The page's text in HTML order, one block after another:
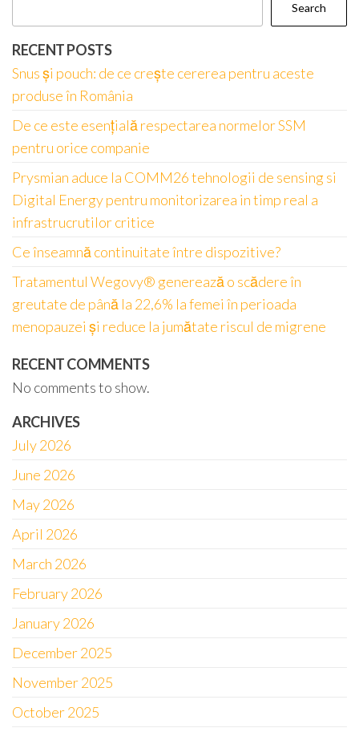
Search
RECENT POSTS
Snus și pouch: de ce crește cererea pentru aceste
produse în România
De ce este esențială respectarea normelor SSM
pentru orice companie
Prysmian aduce la COMM26 tehnologii de sensing si
Digital Energy pentru monitorizarea in timp real a
infrastrucrutilor critice
Ce înseamnă continuitate între dispozitive?
Tratamentul Wegovy® generează o scădere în
greutate de până la 22,6% la femei în perioada
menopauzei și reduce la jumătate riscul de migrene
RECENT COMMENTS
No comments to show.
ARCHIVES
July 2026
June 2026
May 2026
April 2026
March 2026
February 2026
January 2026
December 2025
November 2025
October 2025